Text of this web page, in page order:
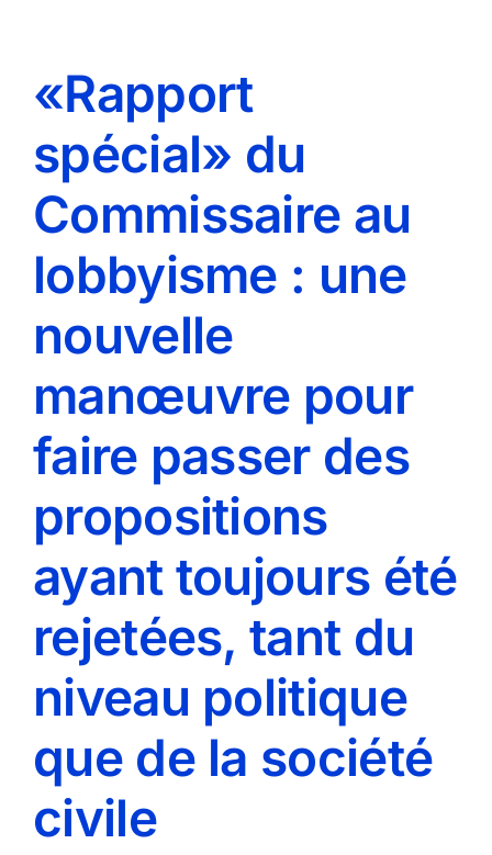
«Rapport
spécial» du
Commissaire au
lobbyisme : une
nouvelle
manœuvre pour
faire passer des
propositions
ayant toujours été
rejetées, tant du
niveau politique
que de la société
civile